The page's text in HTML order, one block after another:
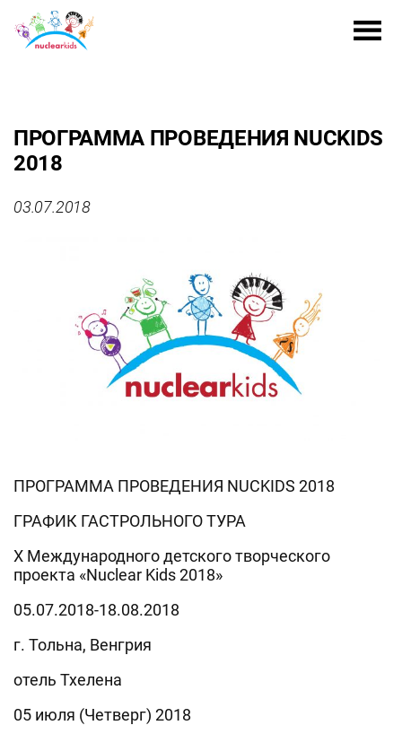
ПРОГРАММА ПРОВЕДЕНИЯ NUCKIDS
2018
03.07.2018
ПРОГРАММА ПРОВЕДЕНИЯ NUCKIDS 2018
ГРАФИК ГАСТРОЛЬНОГО ТУРА
X Международного детского творческого
проекта «Nuclear Kids 2018»
05.07.2018-18.08.2018
г. Тольна, Венгрия
отель Тхелена
05 июля (Четверг) 2018